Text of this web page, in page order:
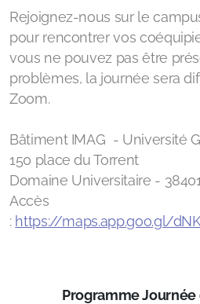
Rejoignez-nous sur le
pour rencontrer vos
vous ne pouvez pas être
problèmes, la journée sera
Zoom.
Bâtiment IMAG - Université
150 place du Torrent
Domaine Universitaire -
Accès
: https://maps.app.goo.gl/
Programme